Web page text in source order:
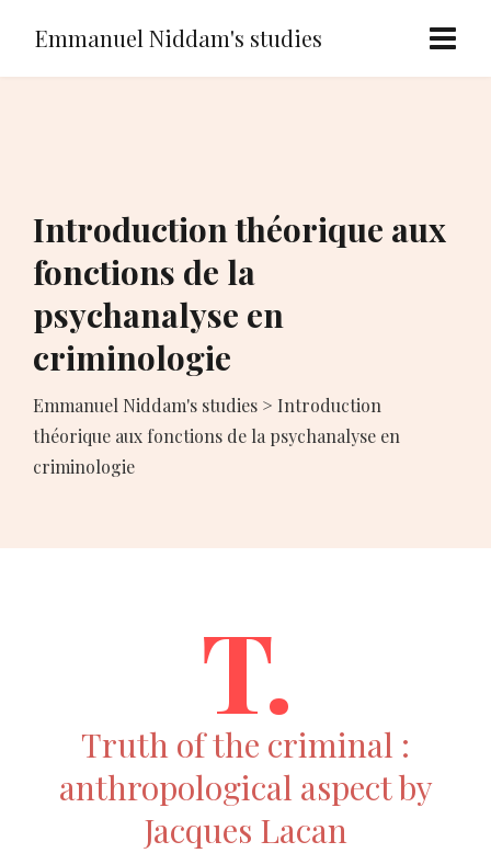
Emmanuel Niddam's studies
Introduction théorique aux
fonctions de la
psychanalyse en
criminologie
Emmanuel Niddam's studies > Introduction
théorique aux fonctions de la psychanalyse en
criminologie
T.
Truth of the criminal :
anthropological aspect by
Jacques Lacan